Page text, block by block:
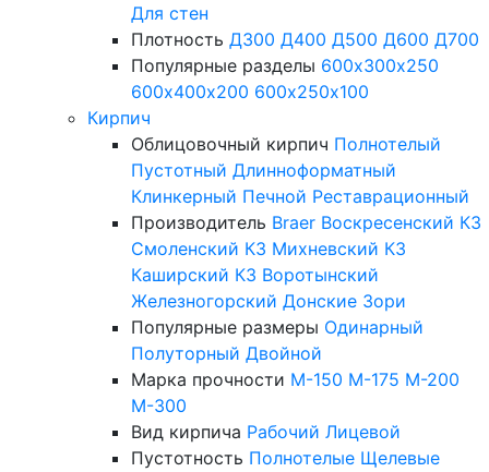
Для стен
Плотность Д300 Д400 Д500 Д600 Д700
Популярные разделы 600х300х250
600х400х200 600х250х100
Кирпич
Облицовочный кирпич Полнотелый
Пустотный Длинноформатный
Клинкерный Печной Реставрационный
Производитель Braer Воскресенский КЗ
Смоленский КЗ Михневский КЗ
Каширский КЗ Воротынский
Железногорский Донские Зори
Популярные размеры Одинарный
Полуторный Двойной
Марка прочности М-150 М-175 М-200
М-300
Вид кирпича Рабочий Лицевой
Пустотность Полнотелые Щелевые